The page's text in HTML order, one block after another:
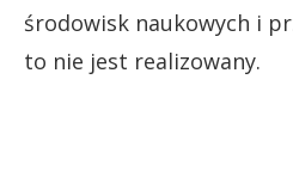
środowisk naukowych i
to nie jest realizowany.